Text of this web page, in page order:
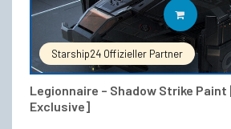
Starship24 Offizieller Partner
Legionnaire – Shadow Strike
Exclusive]
IN